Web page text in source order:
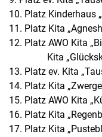
10. Platz Kinderhaus
11. Platz Kita
12. Platz AWO Kita
Kita
13. Platz ev. Kita
14. Platz Kita
15. Platz AWO Kita
16. Platz Kita
17. Platz Kita